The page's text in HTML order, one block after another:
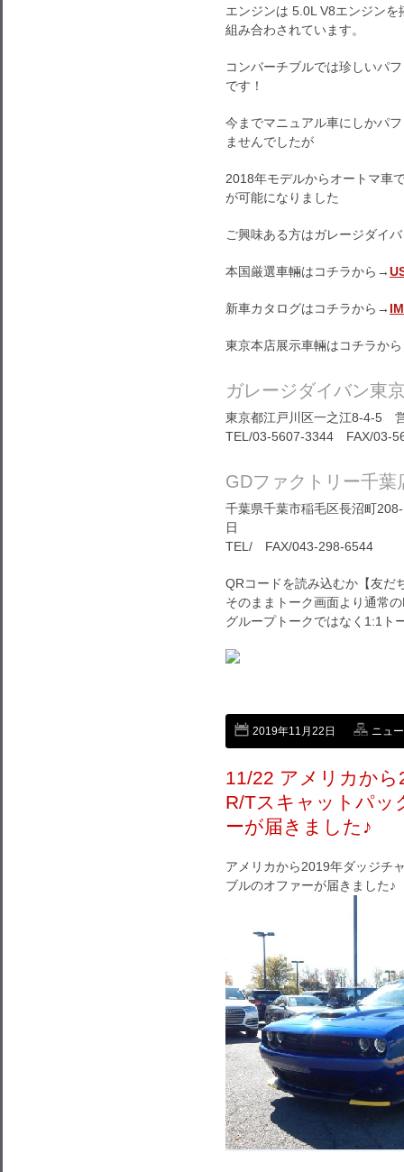
エンジンは 5.0L V8エンジン
組み合わされています。
コンバーチブルでは珍しいパ
です！
今までマニュアル車にしかパ
ませんでしたが
2018年モデルからオートマ車
が可能になりました
ご興味ある方はガレージダイ
本国厳選車輛はコチラから→
新車カタログはコチラから→
東京本店展示車輛はコチラか
ガレージダイバン東
東京都江戸川区一之江8-4-5
TEL/03-5607-3344 FAX/03-
GDファクトリー千葉
千葉県千葉市稲毛区長沼町
日
TEL/ FAX/043-298-6544
QRコードを読み込むか【友だ
そのままトーク画面より通常
グループトークではなく1:1ト
2019年11月22日 ニュ
11/22 アメリカか
R/Tスキャットパッ
ーが届きました♪
アメリカから2019年ダッジチ
ブルのオファーが届きました♪